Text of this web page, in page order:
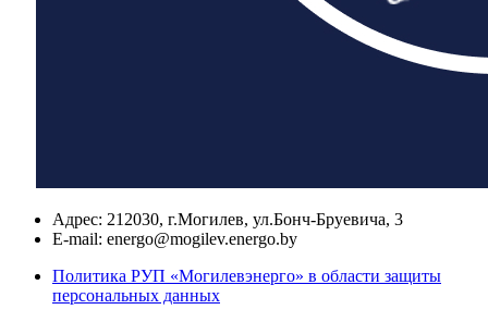
Адрес: 212030, г.Могилев, ул.Бонч-Бруевича, 3
E-mail: energo@mogilev.energo.by
Политика РУП «Могилевэнерго» в области защиты
персональных данных